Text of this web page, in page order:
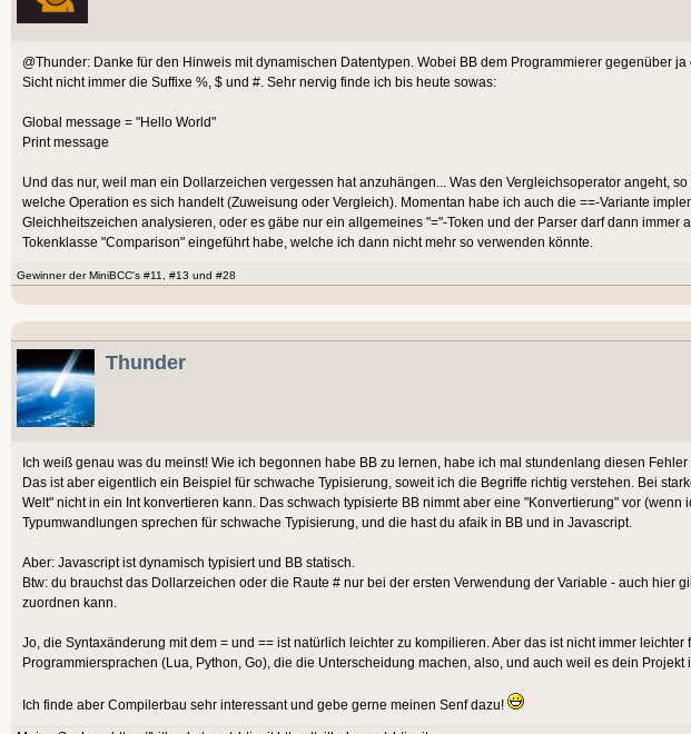
@Thunder: Danke für den Hinweis mit dynamischen Datentypen. Wobei BB dem Programmierer gegenüber
Sicht nicht immer die Suffixe %, $ und #. Sehr nervig finde ich bis heute sowas:
Global message = "Hello World"
Print message
Und das nur, weil man ein Dollarzeichen vergessen hat anzuhängen... Was den Vergleichsoperator angeht,
welche Operation es sich handelt (Zuweisung oder Vergleich). Momentan habe ich auch die ==-Variante
Gleichheitszeichen analysieren, oder es gäbe nur ein allgemeines "="-Token und der Parser darf dann
Tokenklasse "Comparison" eingeführt habe, welche ich dann nicht mehr so verwenden könnte.
Gewinner der MiniBCC's #11, #13 und #28
Thunder
Ich weiß genau was du meinst! Wie ich begonnen habe BB zu lernen, habe ich mal stundenlang diesen Fehler
Das ist aber eigentlich ein Beispiel für schwache Typisierung, soweit ich die Begriffe richtig verstehen. Bei
Welt" nicht in ein Int konvertieren kann. Das schwach typisierte BB nimmt aber eine "Konvertierung" vor
Typumwandlungen sprechen für schwache Typisierung, und die hast du afaik in BB und in Javascript.
Aber: Javascript ist dynamisch typisiert und BB statisch.
Btw: du brauchst das Dollarzeichen oder die Raute # nur bei der ersten Verwendung der Variable - auch hier
zuordnen kann.
Jo, die Syntaxänderung mit dem = und == ist natürlich leichter zu kompilieren. Aber das ist nicht immer
Programmiersprachen (Lua, Python, Go), die die Unterscheidung machen, also, und auch weil es dein Projekt
Ich finde aber Compilerbau sehr interessant und gebe gerne meinen Senf dazu!